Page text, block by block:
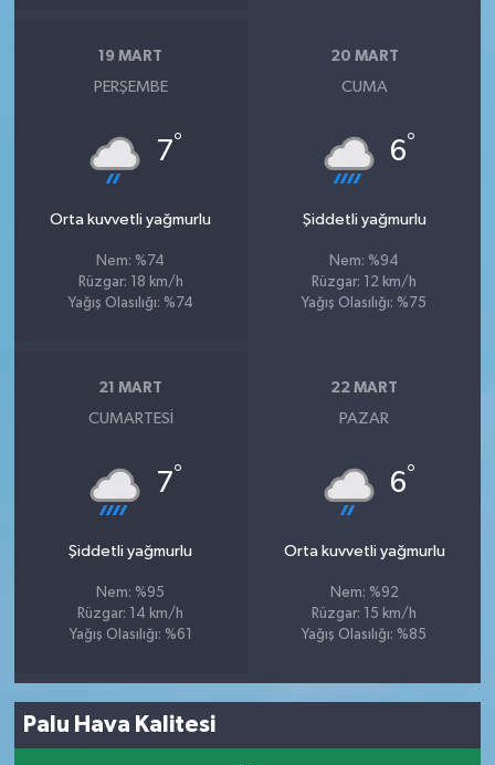
19 MART
PERŞEMBE
7°
Orta kuvvetli yağmurlu
Nem: %74
Rüzgar: 18 km/h
Yağış Olasılığı: %74
20 MART
CUMA
6°
Şiddetli yağmurlu
Nem: %94
Rüzgar: 12 km/h
Yağış Olasılığı: %75
21 MART
CUMARTESI
7°
Şiddetli yağmurlu
Nem: %95
Rüzgar: 14 km/h
Yağış Olasılığı: %61
22 MART
PAZAR
6°
Orta kuvvetli yağmurlu
Nem: %92
Rüzgar: 15 km/h
Yağış Olasılığı: %85
Palu Hava Kalitesi